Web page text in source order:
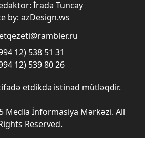
İradə Tuncay
by: azDesign.ws
12) 538 51 31
12) 539 80 26
etdikdə istinad mütləqdir.
Media İnformasiya Mərkəzi. All
Reserved.